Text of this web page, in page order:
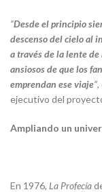
“Desde el principio
descenso del cielo al
a través de la lente
ansiosos de que los
emprendan ese viaje”,
ejecutivo del
Ampliando un
En 1976, La Profecía